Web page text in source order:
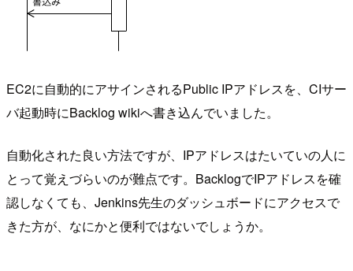
EC2に自動的にアサインされるPublic IPアドレスを、CIサー
バ起動時にBacklog wikiへ書き込んでいました。
自動化された良い方法ですが、IPアドレスはたいていの人に
とって覚えづらいのが難点です。BacklogでIPアドレスを確
認しなくても、Jenkins先生のダッシュボードにアクセスで
きた方が、なにかと便利ではないでしょうか。